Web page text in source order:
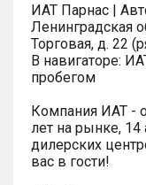
ИАТ Парнас |
Ленинградская
Торговая, д. 22
В навигаторе:
пробегом
Компания ИАТ -
лет на рынке,
дилерских
вас в гости!